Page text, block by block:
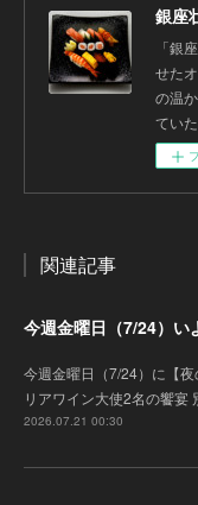
銀座
「銀
せた
の温
てい
関連記事
今週金曜日（7/24）に【
リアワイン大使2名の饗宴
2026.07.21 00:30